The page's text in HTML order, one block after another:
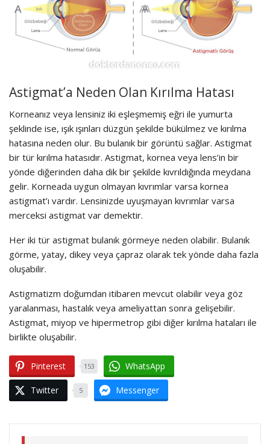
Astigmat’a Neden Olan Kırılma Hatası
Korneanız veya lensiniz iki eşleşmemiş eğri ile yumurta
şeklinde ise, ışık ışınları düzgün şekilde bükülmez ve kırılma
hatasına neden olur. Bu bulanık bir görüntü sağlar. Astigmat
bir tür kırılma hatasıdır. Astigmat, kornea veya lens’in bir
yönde diğerinden daha dik bir şekilde kıvrıldığında meydana
gelir. Korneada uygun olmayan kıvrımlar varsa kornea
astigmat’ı vardır. Lensinizde uyuşmayan kıvrımlar varsa
merceksi astigmat var demektir.
Her iki tür astigmat bulanık görmeye neden olabilir. Bulanık
görme, yatay, dikey veya çapraz olarak tek yönde daha fazla
oluşabilir.
Astigmatizm doğumdan itibaren mevcut olabilir veya göz
yaralanması, hastalık veya ameliyattan sonra gelişebilir.
Astigmat, miyop ve hipermetrop gibi diğer kırılma hataları ile
birlikte oluşabilir.
Pinterest 153 WhatsApp
Twitter 5 Messenger